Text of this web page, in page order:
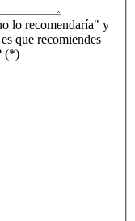
lo recomendaría" y
que recomiendes
(*)